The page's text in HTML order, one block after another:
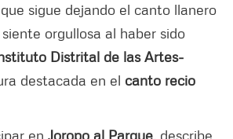
sigue dejando el canto llanero
orgullosa al haber sido
Distrital de las Artes-
destacada en el canto recio
en Joropo al Parque, describe